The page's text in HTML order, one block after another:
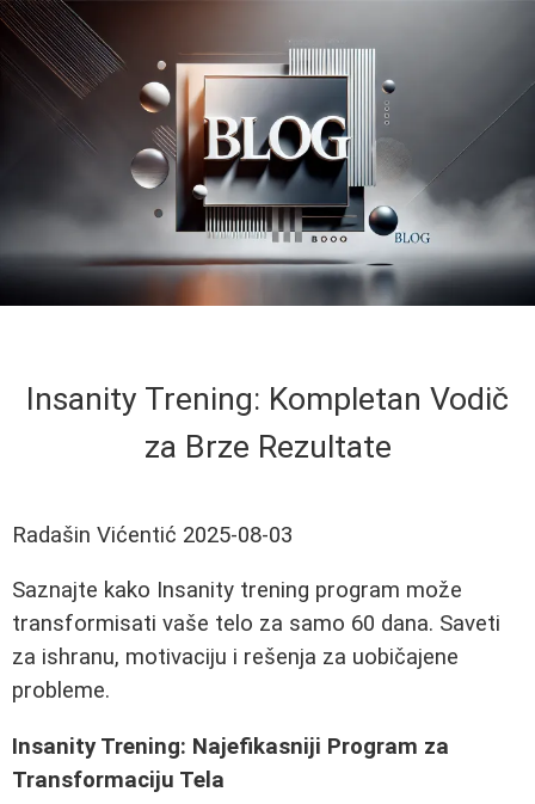
Insanity Trening: Kompletan Vodič
za Brze Rezultate
Radašin Vićentić 2025-08-03
Saznajte kako Insanity trening program može
transformisati vaše telo za samo 60 dana. Saveti
za ishranu, motivaciju i rešenja za uobičajene
probleme.
Insanity Trening: Najefikasniji Program za
Transformaciju Tela